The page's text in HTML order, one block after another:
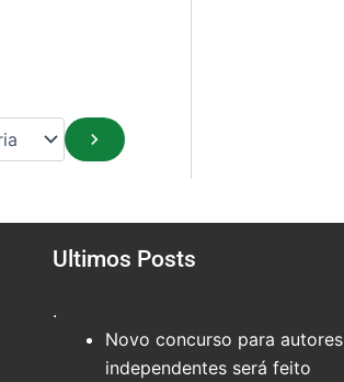
Ultimos Posts
.
Novo concurso para autores
independentes será feito